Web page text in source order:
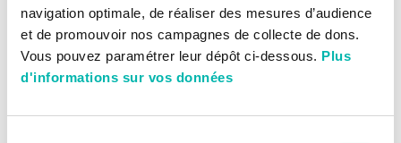
navigation optimale, de réaliser des mesures d’audience
et de promouvoir nos campagnes de collecte de dons.
Vous pouvez paramétrer leur dépôt ci-dessous. Plus
d'informations sur vos données